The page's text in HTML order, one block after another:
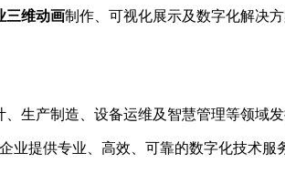
三维动画制作、可视化展示及数字化解决
生产制造、设备运维及智慧管理等领域
提供专业、高效、可靠的数字化技术服